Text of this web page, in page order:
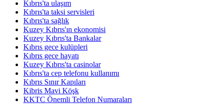
Kıbrıs'ta ulaşım
Kıbrıs'ta taksi servisleri
Kıbrıs'ta sağlık
Kuzey Kıbrıs'ın ekonomisi
Kuzey Kıbrıs'ta Bankalar
Kıbrıs gece kulüpleri
Kıbrıs gece hayatı
Kuzey Kıbrıs'ta casinolar
Kıbrıs'ta cep telefonu kullanımı
Kıbrıs Sınır Kapıları
Kibris Mavi Köşk
KKTC Önemli Telefon Numaraları